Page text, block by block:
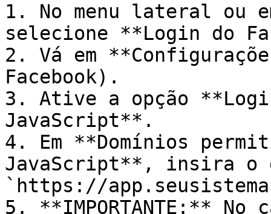
1. No menu lateral ou
selecione **Login do
2. Vá em
Facebook).
3. Ative a opção
JavaScript**.
4. Em **Domínios
JavaScript**, insira o
`https://
5. **IMPORTANTE:** No